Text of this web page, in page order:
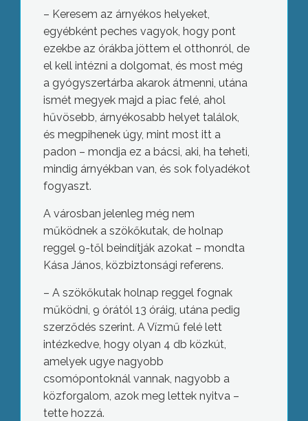
– Keresem az árnyékos helyeket,
egyébként peches vagyok, hogy pont
ezekbe az órákba jöttem el otthonról, de
el kell intézni a dolgomat, és most még
a gyógyszertárba akarok átmenni, utána
ismét megyek majd a piac felé, ahol
hűvösebb, árnyékosabb helyet találok,
és megpihenek úgy, mint most itt a
padon – mondja ez a bácsi, aki, ha teheti,
mindig árnyékban van, és sok folyadékot
fogyaszt.
A városban jelenleg még nem
működnek a szökőkutak, de holnap
reggel 9-től beindítják azokat – mondta
Kása János, közbiztonsági referens.
– A szökőkutak holnap reggel fognak
működni, 9 órától 13 óráig, utána pedig
szerződés szerint. A Vízmű felé lett
intézkedve, hogy olyan 4 db közkút,
amelyek ugye nagyobb
csomópontoknál vannak, nagyobb a
közforgalom, azok meg lettek nyitva –
tette hozzá.